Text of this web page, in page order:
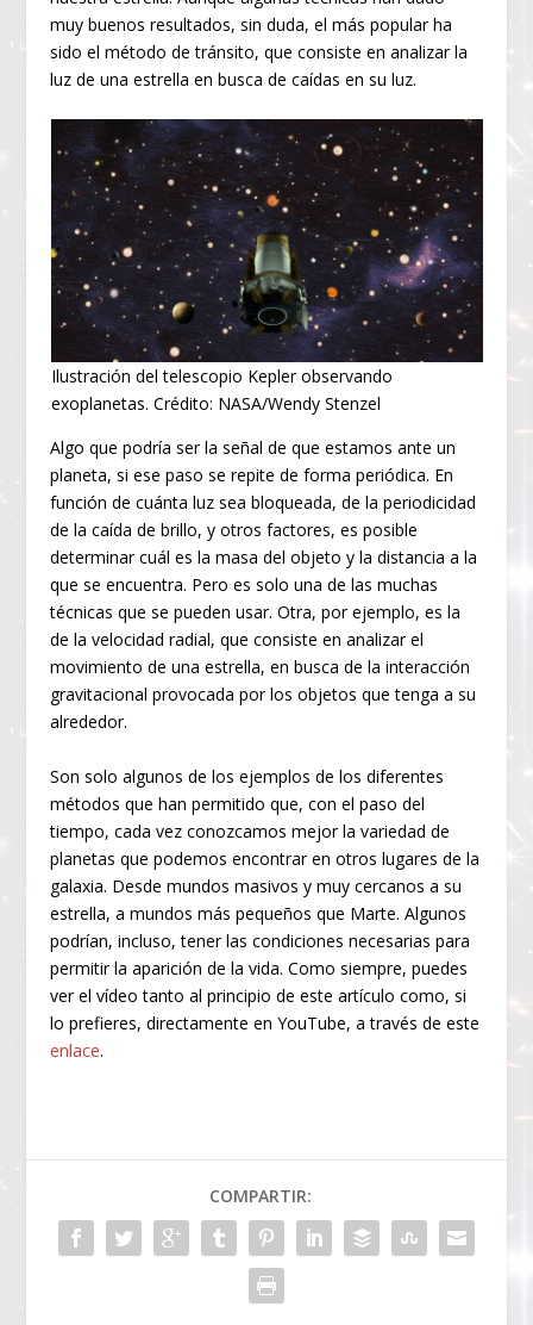
muy buenos resultados, sin duda, el más popular ha
sido el método de tránsito, que consiste en analizar la
luz de una estrella en busca de caídas en su luz.
Ilustración del telescopio Kepler observando
exoplanetas. Crédito: NASA/Wendy Stenzel
Algo que podría ser la señal de que estamos ante un
planeta, si ese paso se repite de forma periódica. En
función de cuánta luz sea bloqueada, de la periodicidad
de la caída de brillo, y otros factores, es posible
determinar cuál es la masa del objeto y la distancia a la
que se encuentra. Pero es solo una de las muchas
técnicas que se pueden usar. Otra, por ejemplo, es la
de la velocidad radial, que consiste en analizar el
movimiento de una estrella, en busca de la interacción
gravitacional provocada por los objetos que tenga a su
alrededor.
Son solo algunos de los ejemplos de los diferentes
métodos que han permitido que, con el paso del
tiempo, cada vez conozcamos mejor la variedad de
planetas que podemos encontrar en otros lugares de la
galaxia. Desde mundos masivos y muy cercanos a su
estrella, a mundos más pequeños que Marte. Algunos
podrían, incluso, tener las condiciones necesarias para
permitir la aparición de la vida. Como siempre, puedes
ver el vídeo tanto al principio de este artículo como, si
lo prefieres, directamente en YouTube, a través de este
enlace.
COMPARTIR: